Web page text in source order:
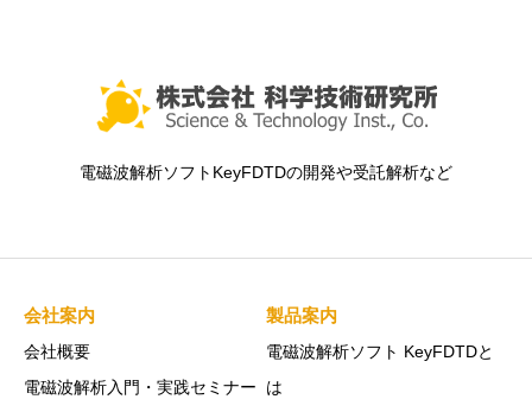
電磁波解析ソフトKeyFDTDの開発や受託解析など
会社案内
会社概要
電磁波解析入門・実践セミナー
製品案内
電磁波解析ソフト KeyFDTDと
は